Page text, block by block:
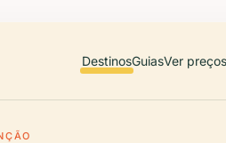
DestinosGuiasVer preços